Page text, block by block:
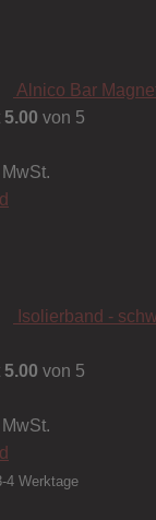
Alnico Bar
5.00 von 5
Isolierband -
5.00 von 5
4 Werktage